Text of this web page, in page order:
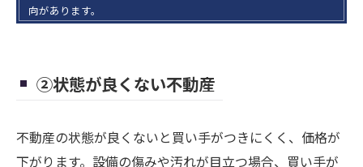
向があります。
②状態が良くない不動産
不動産の状態が良くないと買い手がつきにくく、価格が
下がります。設備の傷みや汚れが目立つ場合、買い手が